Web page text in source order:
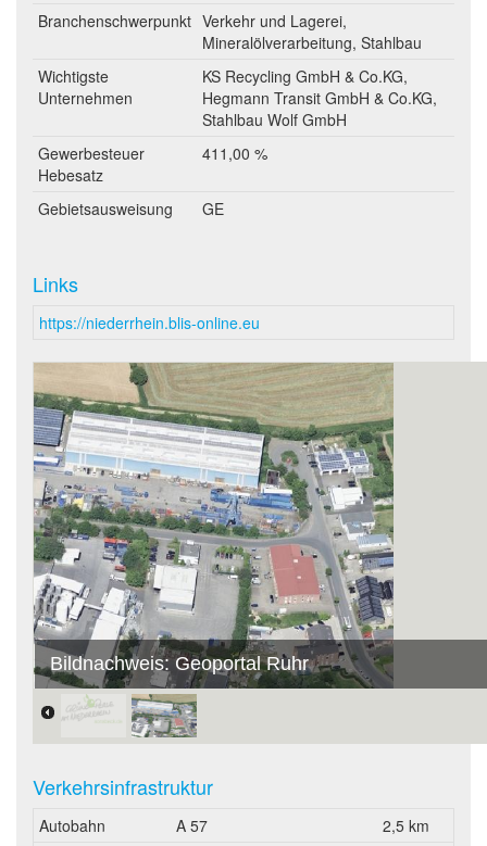
Branchenschwerpunkt Verkehr und Lagerei,
Mineralölverarbeitung, Stahlbau
Wichtigste
Unternehmen
KS Recycling GmbH & Co.KG,
Hegmann Transit GmbH & Co.KG,
Stahlbau Wolf GmbH
Gewerbesteuer
Hebesatz
411,00 %
Gebietsausweisung GE
Links
https://niederrhein.blis-online.eu
Bildnachweis: Geoportal Ruhr
Verkehrsinfrastruktur
Autobahn A 57
2,5 km